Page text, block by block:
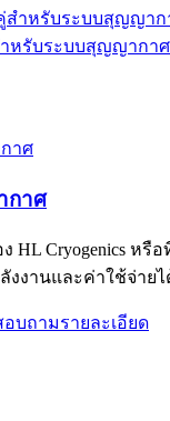
หรับระบบสุญญากาศ
กาศ
Cryogenics หรื
งงานและค่าใช้จ่า
อบถามรายละเอียด